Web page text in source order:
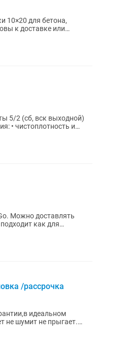
10×20 для бетона,
к доставке или
как для
/рассрочка
идеальном
не шумит не прыгает.